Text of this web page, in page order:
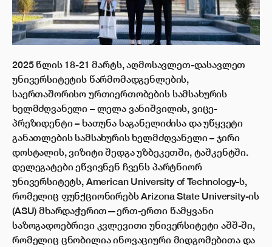
2025 წლის 18-21 მარტს, აღმოსავლეთ-დასავლეთ
უნივერსიტეტის წარმომადგენლების,
საერთაშორისო ურთიერთობების სამსახურის
ხელმძღვანელი – ლელა ვანიშვილის, ვიცე-
პრეზიდენტი – ხათუნა საგანელიძისა და უწყვეტი
განათლების სამსახურის ხელმძღვანელი – ჯირი
დოსტალის, ვიზიტი შედგა უზბეკეთში, ტაშკენტში.
დელეგატები ეწვივნენ ჩვენს პარტნიორ
უნივერსიტეტს, American University of Technology-ს,
რომელიც ფუნქციონირებს Arizona State University-ის
(ASU) მხარდაჭერით—ერთ-ერთი წამყვანი
საზოგადოებრივი კვლევითი უნივერსიტეტი აშშ-ში,
რომელიც ცნობილია ინოვაციური მიდგომებითა და